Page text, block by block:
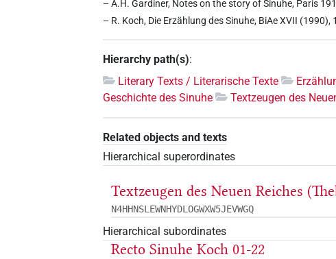
– A.H. Gardiner, Notes on the story of Sinuhe, Paris
– R. Koch, Die Erzählung des Sinuhe, BiAe XVII (1990),
Hierarchy path(s):
Literary Texts / Literarische Texte
Geschichte des Sinuhe
Textzeugen des
Related objects and texts
Hierarchical superordinates
Textzeugen des Neuen Reiches
N4HHNSLEWNHYDLOGWXW5JEVWGQ
Hierarchical subordinates
Recto Sinuhe Koch 01-22